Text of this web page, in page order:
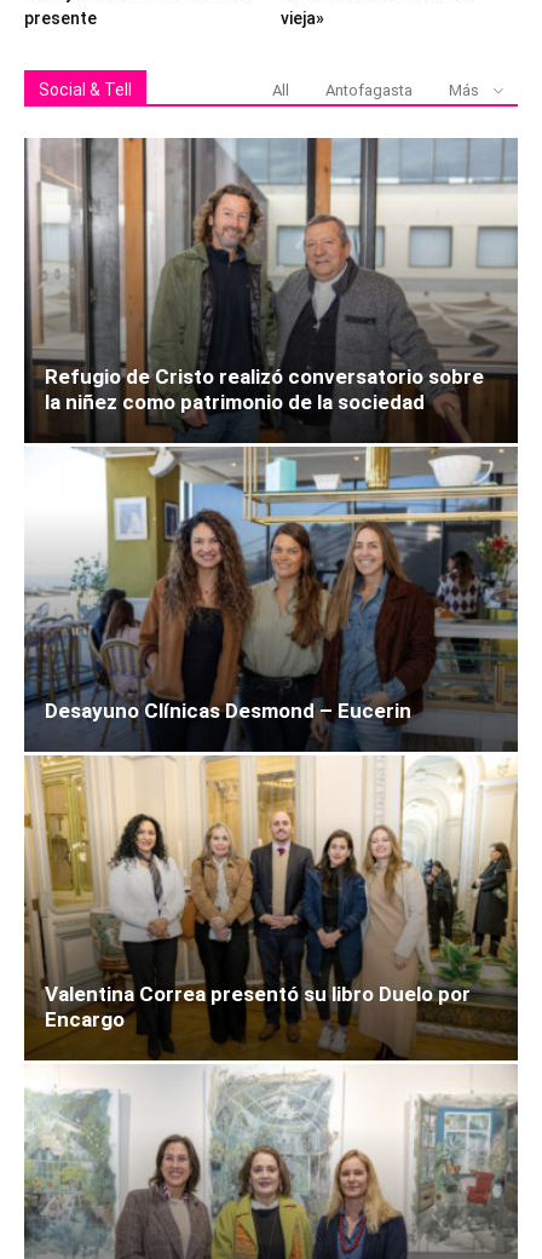
presente
vieja»
Social & Tell All Antofagasta Más
Refugio de Cristo realizó conversatorio sobre
la niñez como patrimonio de la sociedad
Desayuno Clínicas Desmond – Eucerin
Valentina Correa presentó su libro Duelo por
Encargo